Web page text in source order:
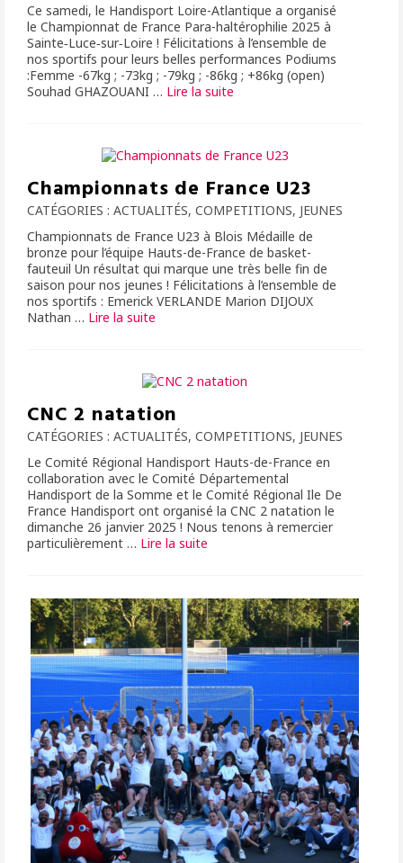
Ce samedi, le Handisport Loire-Atlantique a organisé
le Championnat de France Para-haltérophilie 2025 à
Sainte‑Luce‑sur‑Loire ! Félicitations à l’ensemble de
nos sportifs pour leurs belles performances Podiums
:Femme -67kg ; -73kg ; -79kg ; -86kg ; +86kg (open)
Souhad GHAZOUANI … Lire la suite­­
Championnats de France U23
CATÉGORIES : ACTUALITÉS, COMPETITIONS, JEUNES
Championnats de France U23 à Blois Médaille de
bronze pour l’équipe Hauts-de-France de basket-
fauteuil Un résultat qui marque une très belle fin de
saison pour nos jeunes ! Félicitations à l’ensemble de
nos sportifs : Emerick VERLANDE Marion DIJOUX
Nathan … Lire la suite­­
CNC 2 natation
CATÉGORIES : ACTUALITÉS, COMPETITIONS, JEUNES
Le Comité Régional Handisport Hauts-de-France en
collaboration avec le Comité Départemental
Handisport de la Somme et le Comité Régional Ile De
France Handisport ont organisé la CNC 2 natation le
dimanche 26 janvier 2025 ! Nous tenons à remercier
particulièrement … Lire la suite­­